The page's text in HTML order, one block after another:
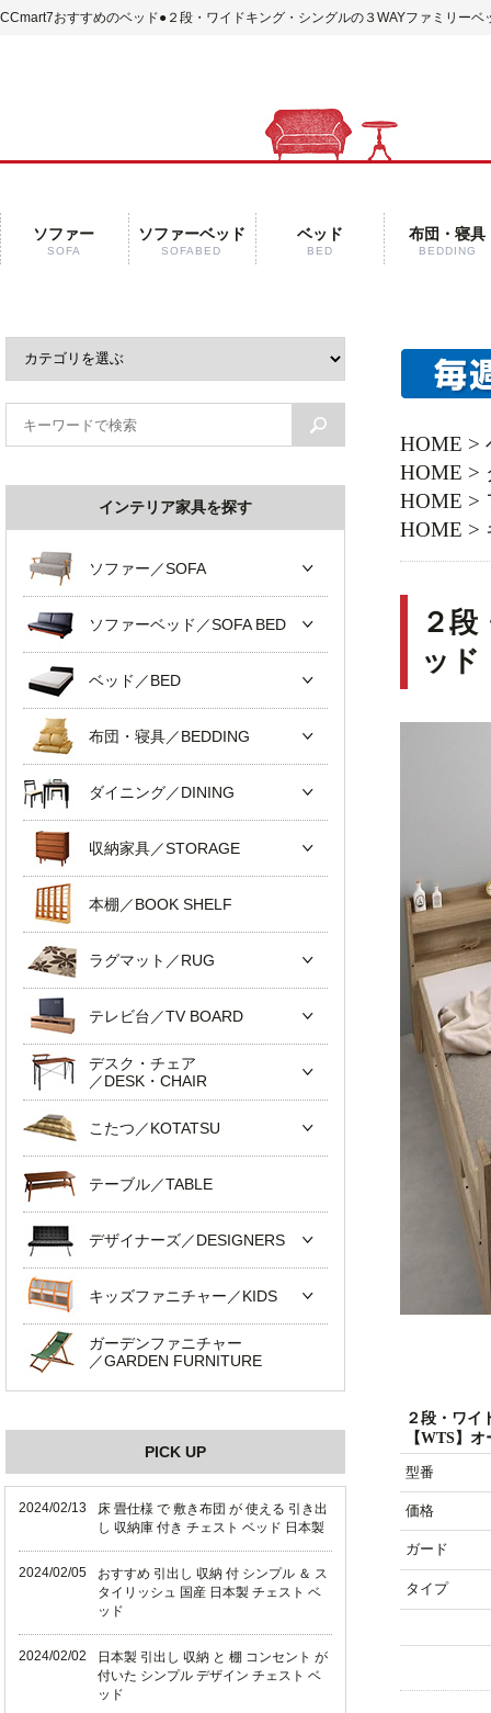
CCmart7おすすめのベッド●２段・ワイドキング・シングルの３WAYファミリー
ソファー
SOFA
ソファーベッド
SOFABED
ベッド
BED
布団・寝具
BEDDING
HOME >
HOME >
HOME >
HOME >
２
ッド
２段・ワイ
【WTS】
型番
価格
ガード
タイプ
インテリア家具を探す
ソファー／SOFA
ソファーベッド／SOFA BED
ベッド／BED
布団・寝具／BEDDING
ダイニング／DINING
収納家具／STORAGE
本棚／BOOK SHELF
ラグマット／RUG
テレビ台／TV BOARD
デスク・チェア
／DESK・CHAIR
こたつ／KOTATSU
テーブル／TABLE
デザイナーズ／DESIGNERS
キッズファニチャー／KIDS
ガーデンファニチャー
／GARDEN FURNITURE
PICK UP
2024/02/13
床 畳仕様 で 敷き布団 が 使える 引き出
し 収納庫 付き チェスト ベッド 日本製
2024/02/05
おすすめ 引出し 収納 付 シンプル ＆ ス
タイリッシュ 国産 日本製 チェスト ベ
ッド
2024/02/02
日本製 引出し 収納 と 棚 コンセント が
付いた シンプル デザイン チェスト ベ
ッド